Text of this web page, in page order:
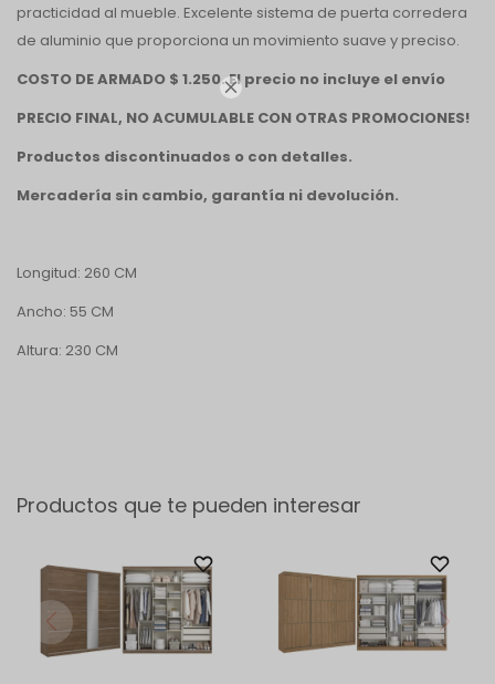

practicidad al mueble. Excelente sistema de puerta corredera
de aluminio que proporciona un movimiento suave y preciso.
COSTO DE ARMADO $ 1.250. El precio no incluye el envío
PRECIO FINAL, NO ACUMULABLE CON OTRAS PROMOCIONES!
Productos discontinuados o con detalles.
Mercadería sin cambio, garantía ni devolución.
Longitud: 260 CM
Ancho: 55 CM
Altura: 230 CM
Productos que te pueden interesar